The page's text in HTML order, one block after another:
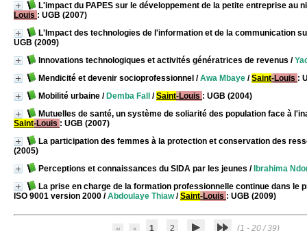
L'impact du PAPES sur le développement de la petite entreprise au
Louis : UGB (2007)
L'Impact des technologies de l'information et de la communication
UGB (2009)
Innovations technologiques et activités génératrices de revenus /
Mendicité et devenir socioprofessionnel /Awa Mbaye /Saint-Louis :
Mobilité urbaine / Demba Fall /Saint-Louis : UGB (2004)
Mutuelles de santé, un système de soliarité des population face à
Saint-Louis : UGB (2007)
La participation des femmes à la protection et conservation des
(2005)
Perceptions et connaissances du SIDA par les jeunes / Ibrahima
La prise en charge de la formation professionnelle continue dans
ISO 9001 version 2000 /Abdoulaye Thiaw/Saint-Louis : UGB (2009)
1 2 (1 - 20 / 39)